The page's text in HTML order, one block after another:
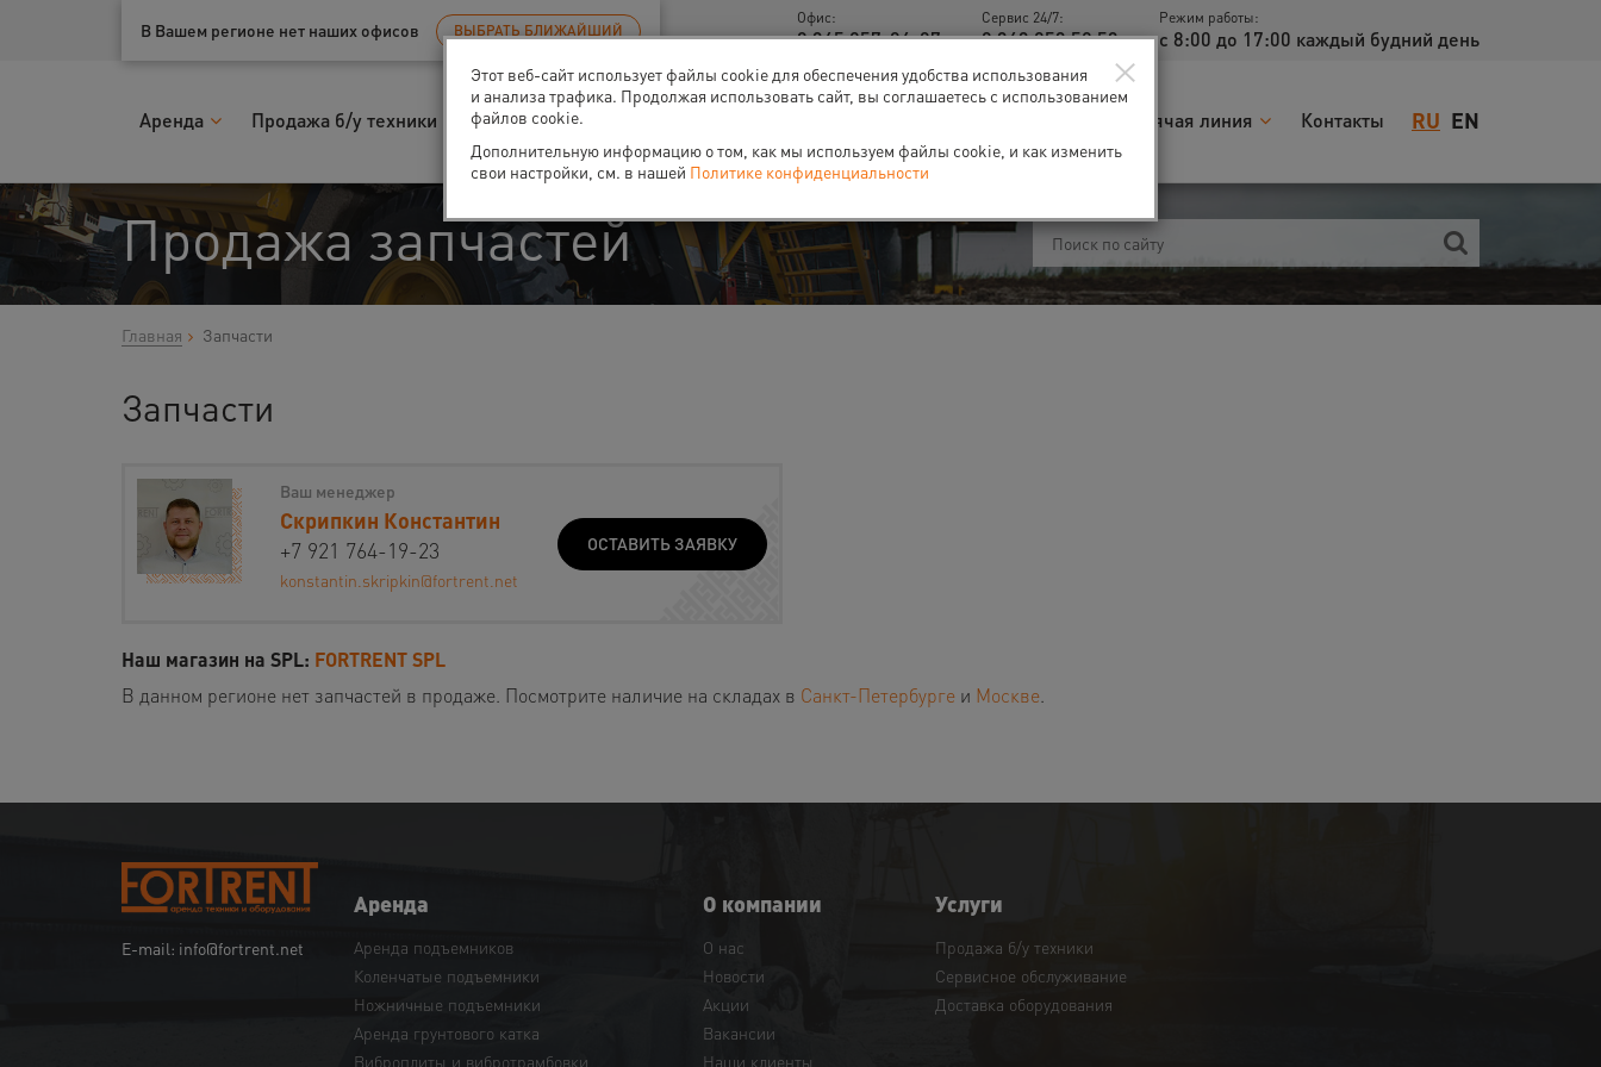
Ваш город:Тюмень
В Вашем регионе нет наших офисов ВЫБРАТЬ БЛИЖАЙШИЙ
Офис:
8 345 257-84-87
Сервис 24/7:
8 343 253 52 53
Режим работы:
с 8:00 до 17:00 каждый будний день
RU EN
Аренда Продажа б/у техники Запчасти Горячая линия Контакты
Продажа запчастей
Главная Запчасти
Запчасти
Ваш менеджер
Скрипкин Константин
+7 921 764-19-23
konstantin.skripkin@fortrent.net
ОСТАВИТЬ ЗАЯВКУ
Наш магазин на SPL: FORTRENT SPL
В данном регионе нет запчастей в продаже. Посмотрите наличие на складах в Санкт-Петербурге и Москве
E-mail: info@fortrent.net
Аренда
Аренда подъемников
Коленчатые подъемники
Ножничные подъемники
Аренда грунтового катка
Виброплиты и вибротрамбовки
О компании
О нас
Новости
Акции
Вакансии
Наши клиенты
Услуги
Продажа б/у техники
Сервисное обслуживание
Доставка оборудования
×
Этот веб-сайт использует файлы cookie для обеспечения удобства использования
и анализа трафика. Продолжая использовать сайт, вы соглашаетесь с использованием
файлов cookie.
Дополнительную информацию о том, как мы используем файлы cookie, и как изменить
свои настройки, см. в нашей Политике конфиденциальности